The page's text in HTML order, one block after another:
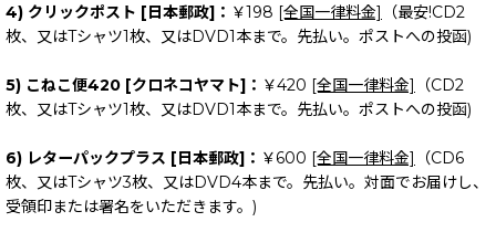
4) クリックポスト [日本郵政]： ￥198 [全国一律料金]
（最安!CD2
枚、又はTシャツ1枚、又はDVD1本まで。先払い。ポストへの投函)
5) こねこ便420 [クロネコヤマト]： ￥420 [全国一律料金]
（CD2
枚、又はTシャツ1枚、又はDVD1本まで。先払い。ポストへの投函)
6) レターパックプラス [日本郵政]： ￥600 [全国一律料金]
（CD6
枚、又はTシャツ3枚、又はDVD4本まで。先払い。対面でお届けし、
受領印または署名をいただきます。)